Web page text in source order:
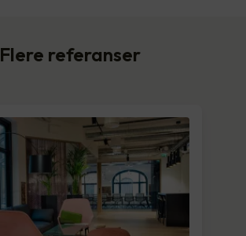
Flere referanser